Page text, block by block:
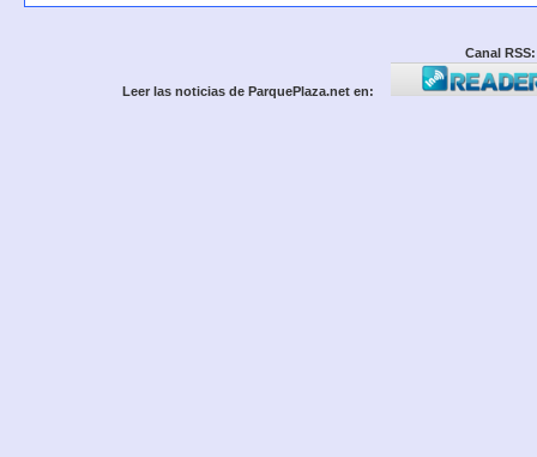
Canal RSS:
Leer las noticias de ParquePlaza.net en: